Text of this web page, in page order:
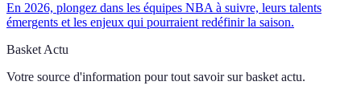
En 2026, plongez dans les équipes NBA à suivre, leurs talents
émergents et les enjeux qui pourraient redéfinir la saison.
Basket Actu
Votre source d'information pour tout savoir sur basket actu.